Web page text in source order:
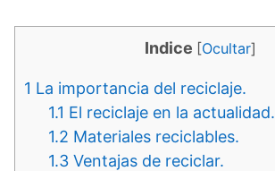
Indice [Ocultar]
1 La importancia del reciclaje.
1.1 El reciclaje en la actualidad.
1.2 Materiales reciclables.
1.3 Ventajas de reciclar.